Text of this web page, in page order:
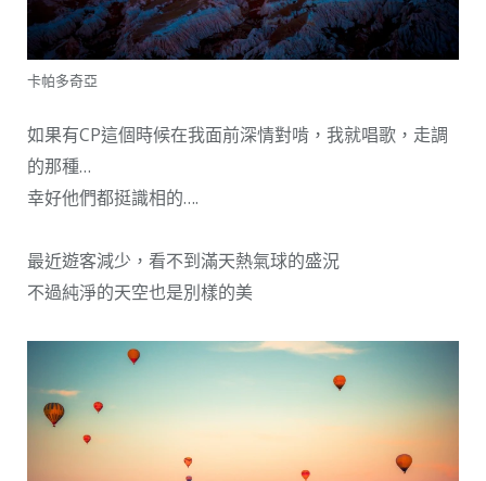
卡帕多奇亞
如果有CP這個時候在我面前深情對啃，我就唱歌，走調
的那種…
幸好他們都挺識相的….
最近遊客減少，看不到滿天熱氣球的盛況
不過純淨的天空也是別樣的美